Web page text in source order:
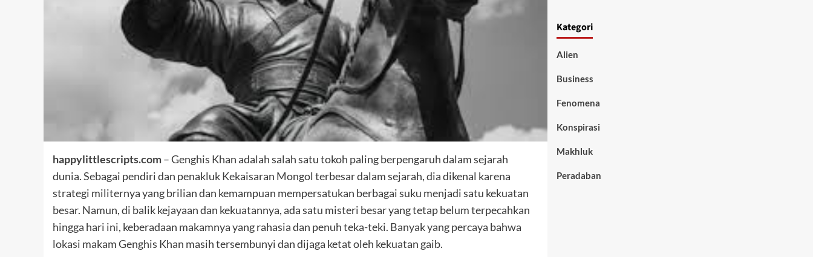
happylittlescripts.com– Genghis Khan adalah salah satu tokoh paling berpengaruh dalam sejarah
dunia. Sebagai pendiri dan penakluk Kekaisaran Mongol terbesar dalam sejarah, dia dikenal karena
strategi militernya yang brilian dan kemampuan mempersatukan berbagai suku menjadi satu kekuatan
besar. Namun, di balik kejayaan dan kekuatannya, ada satu misteri besar yang tetap belum terpecahkan
hingga hari ini, keberadaan makamnya yang rahasia dan penuh teka-teki. Banyak yang percaya bahwa
lokasi makam Genghis Khan masih tersembunyi dan dijaga ketat oleh kekuatan gaib.
Kategori
Alien
Business
Fenomena
Konspirasi
Makhluk
Peradaban